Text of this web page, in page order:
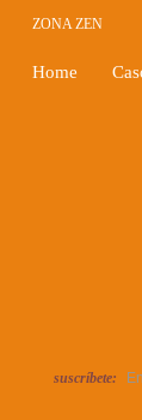
ZONA ZEN
Home
suscríbete: